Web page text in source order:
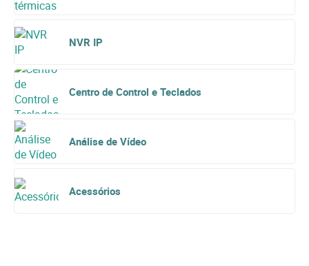
NVR IP
Centro de Control e Teclados
Análise de Vídeo
Acessórios